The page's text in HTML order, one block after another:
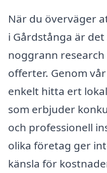
När du överväger
i Gårdstånga är
noggrann
offerter. Genom
enkelt hitta ert
som erbjuder
och professionell
olika företag ger
känsla för